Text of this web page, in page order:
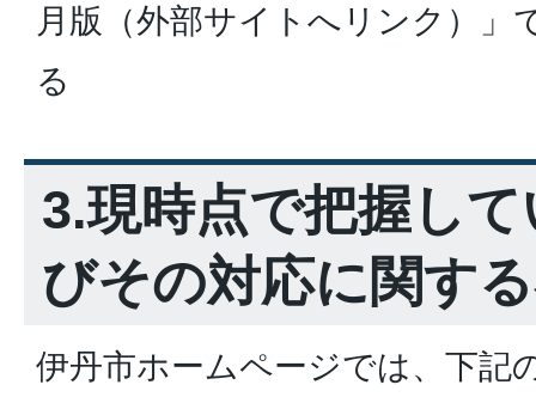
月版（外部サイトへリンク）」
る
3.現時点で把握し
びその対応に関す
伊丹市ホームページでは、下記